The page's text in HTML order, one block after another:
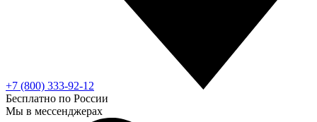
+7 (800) 333-92-12
Бесплатно по России
Мы в мессенджерах